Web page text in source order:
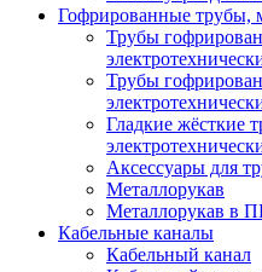
Гофрированные трубы,
Трубы
Трубы
Гладкие жёсткие
Аксессуары для
Металлорукав
Металлорукав в
Кабельные каналы
Кабельный канал